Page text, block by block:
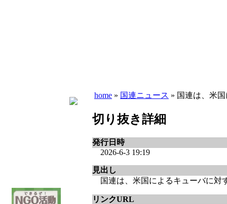
home » 国連ニュース » 国連は、米
切り抜き詳細
発行日時
2026-6-3 19:19
見出し
国連は、米国によるキューバに対
リンクURL